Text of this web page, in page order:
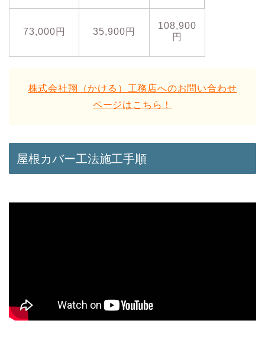
73,000円 35,900円
108,900
円
株式会社翔（かける）工務店へのお問い合わせ
ページはこちら！
屋根カバー工法施工手順